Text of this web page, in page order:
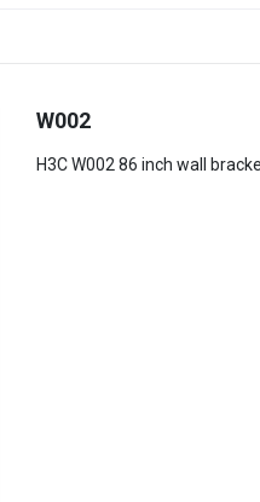
H3C W002 86 inch wall bracket